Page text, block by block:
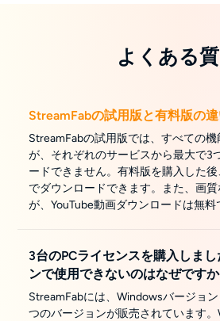
よくある
StreamFabの試用版と有料版の
StreamFabの試用版では、すべての
が、それぞれのサービスから最大で3
ードできません。有料版を購入した
でダウンロードできます。また、画
が、YouTube動画ダウンロードは無料
3台のPCライセンスを購入しま
ンで使用できないのはなぜですか
StreamFabには、Windowsバージョ
つのバージョンが販売されています